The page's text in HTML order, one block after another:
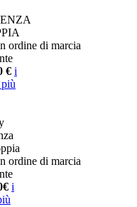
ordine di marcia
€ i
ordine di marcia
i